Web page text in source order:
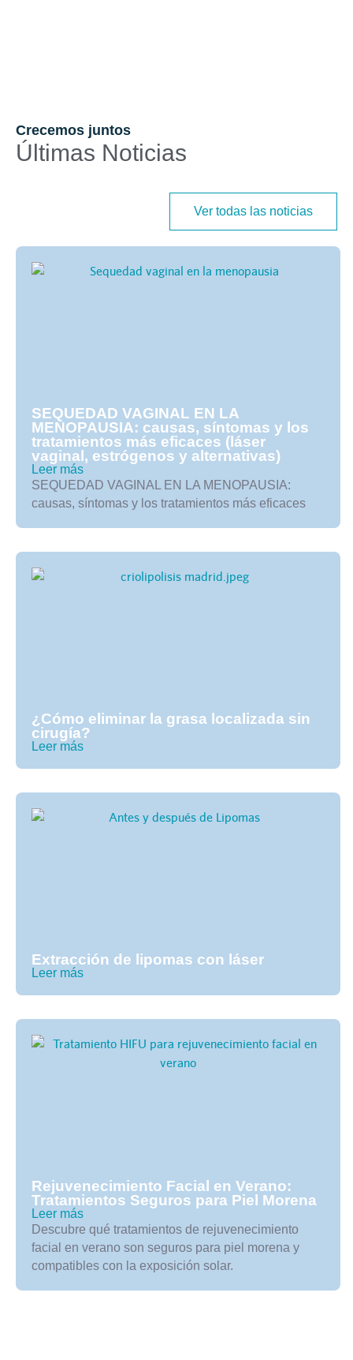
Crecemos juntos
Últimas Noticias
Ver todas las noticias
SEQUEDAD VAGINAL EN LA
MENOPAUSIA: causas, síntomas y los
tratamientos más eficaces (láser
vaginal, estrógenos y alternativas)
Leer más
SEQUEDAD VAGINAL EN LA MENOPAUSIA:
causas, síntomas y los tratamientos más eficaces
¿Cómo eliminar la grasa localizada sin
cirugía?
Leer más
Extracción de lipomas con láser
Leer más
Rejuvenecimiento Facial en Verano:
Tratamientos Seguros para Piel Morena
Leer más
Descubre qué tratamientos de rejuvenecimiento
facial en verano son seguros para piel morena y
compatibles con la exposición solar.